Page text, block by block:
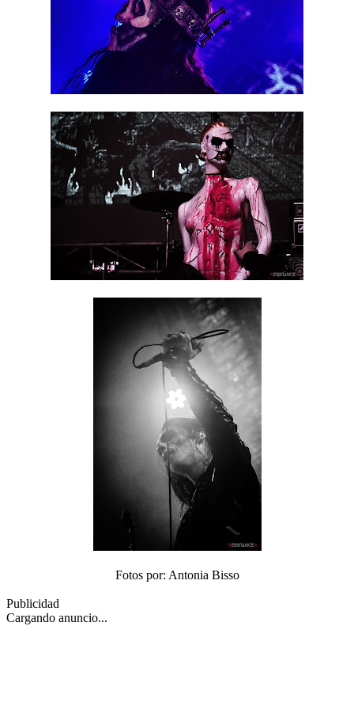
Fotos por: Antonia Bisso
Publicidad
Cargando anuncio...